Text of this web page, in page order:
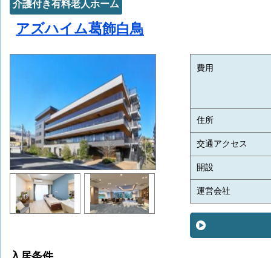
介護付き有料老人ホーム
アズハイム葛飾白鳥
費用
住所
交通アクセス
開設
運営会社